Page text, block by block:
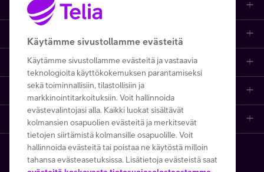
Kauppa
Puhelinliittymät
Mobiililaajakaista
Kodin laajakaista
Prepaid-liittymät
Tarjoukset
iPhone 17
Samsung S26
Viaplay
Asiakastuki netissä
Etsi apua ja ohjeita
Tilauksen peruuttaminen
Opi ja inspiroidu
Ota yhteyttä
Asiakaspalvelun yhteystiedot
Asioi kirjautuneena
Telia Finland
Telia yrityksenä
Copyright Telia Company 2026 Tietosuoja ja -turva
Käytämme sivustollamme evästeitä
Käytämme sivustollamme evästeitä ja vastaavia
teknologioita käyttökokemuksen parantamiseksi
sekä toiminnallisiin, tilastollisiin ja
markkinointitarkoituksiin. Voit hallinnoida
evästevalintojasi alla. Kaikki luokat sisältävät
kolmansien osapuolien evästeitä ja merkitsevät
tietojen siirtämistä kolmansille osapuolille. Voit
hallinnoida evästeitä tai poistaa ne käytöstä milloin
tahansa evästeasetuksissa. Lisätietoja evästeistä saat